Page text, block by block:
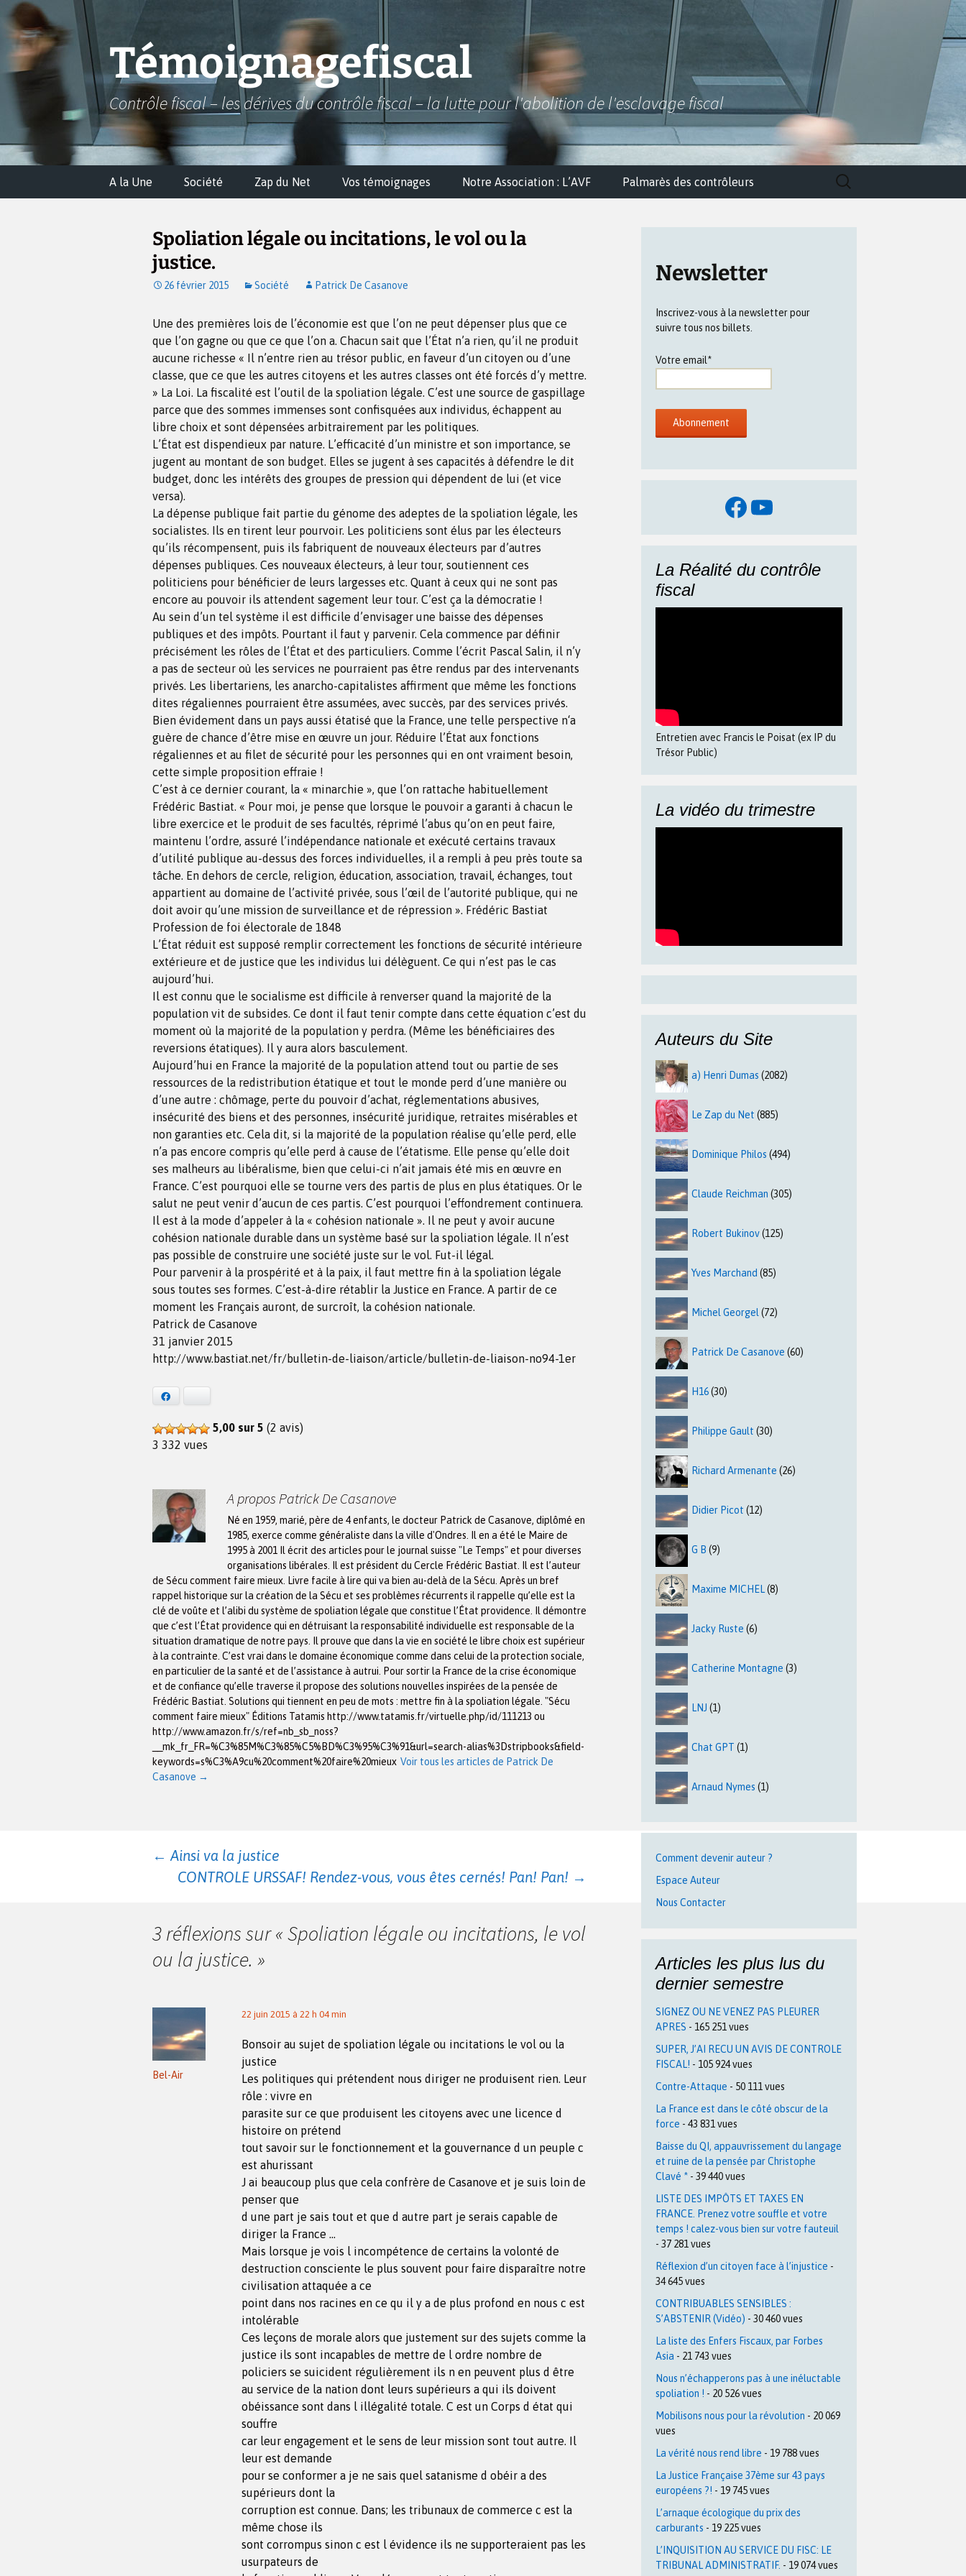
Aller
au
contenu
Témoignagefiscal
Contrôle fiscal – les dérives du contrôle fiscal – la lutte pour l'abolition de l'esclavage fiscal
A la Une Société Zap du Net Vos témoignages Notre Association : L’AVF Palmarès des contrôleurs
Rechercher :
Spoliation légale ou incitations, le vol ou la
justice.
26 février 2015 Société Patrick De Casanove
Une des premières lois de l’économie est que l’on ne peut dépenser plus que ce
que l’on gagne ou que ce que l’on a. Chacun sait que l’État n’a rien, qu’il ne produit
aucune richesse « Il n’entre rien au trésor public, en faveur d’un citoyen ou d’une
classe, que ce que les autres citoyens et les autres classes ont été forcés d’y mettre.
» La Loi. La fiscalité est l’outil de la spoliation légale. C’est une source de gaspillage
parce que des sommes immenses sont confisquées aux individus, échappent au
libre choix et sont dépensées arbitrairement par les politiques.
L’État est dispendieux par nature. L’efficacité d’un ministre et son importance, se
jugent au montant de son budget. Elles se jugent à ses capacités à défendre le dit
budget, donc les intérêts des groupes de pression qui dépendent de lui (et vice
versa).
La dépense publique fait partie du génome des adeptes de la spoliation légale, les
socialistes. Ils en tirent leur pourvoir. Les politiciens sont élus par les électeurs
qu’ils récompensent, puis ils fabriquent de nouveaux électeurs par d’autres
dépenses publiques. Ces nouveaux électeurs, à leur tour, soutiennent ces
politiciens pour bénéficier de leurs largesses etc. Quant à ceux qui ne sont pas
encore au pouvoir ils attendent sagement leur tour. C’est ça la démocratie !
Au sein d’un tel système il est difficile d’envisager une baisse des dépenses
publiques et des impôts. Pourtant il faut y parvenir. Cela commence par définir
précisément les rôles de l’État et des particuliers. Comme l’écrit Pascal Salin, il n’y
a pas de secteur où les services ne pourraient pas être rendus par des intervenants
privés. Les libertariens, les anarcho-capitalistes affirment que même les fonctions
dites régaliennes pourraient être assumées, avec succès, par des services privés.
Bien évidement dans un pays aussi étatisé que la France, une telle perspective n‘a
guère de chance d’être mise en œuvre un jour. Réduire l’État aux fonctions
régaliennes et au filet de sécurité pour les personnes qui en ont vraiment besoin,
cette simple proposition effraie !
C’est à ce dernier courant, la « minarchie », que l’on rattache habituellement
Frédéric Bastiat. « Pour moi, je pense que lorsque le pouvoir a garanti à chacun le
libre exercice et le produit de ses facultés, réprimé l’abus qu’on en peut faire,
maintenu l’ordre, assuré l’indépendance nationale et exécuté certains travaux
d’utilité publique au-dessus des forces individuelles, il a rempli à peu près toute sa
tâche. En dehors de cercle, religion, éducation, association, travail, échanges, tout
appartient au domaine de l’activité privée, sous l’œil de l’autorité publique, qui ne
doit avoir qu’une mission de surveillance et de répression ». Frédéric Bastiat
Profession de foi électorale de 1848
L’État réduit est supposé remplir correctement les fonctions de sécurité intérieure
extérieure et de justice que les individus lui délèguent. Ce qui n’est pas le cas
aujourd’hui.
Il est connu que le socialisme est difficile à renverser quand la majorité de la
population vit de subsides. Ce dont il faut tenir compte dans cette équation c’est du
moment où la majorité de la population y perdra. (Même les bénéficiaires des
reversions étatiques). Il y aura alors basculement.
Aujourd’hui en France la majorité de la population attend tout ou partie de ses
ressources de la redistribution étatique et tout le monde perd d’une manière ou
d’une autre : chômage, perte du pouvoir d’achat, réglementations abusives,
insécurité des biens et des personnes, insécurité juridique, retraites misérables et
non garanties etc. Cela dit, si la majorité de la population réalise qu’elle perd, elle
n’a pas encore compris qu’elle perd à cause de l’étatisme. Elle pense qu’elle doit
ses malheurs au libéralisme, bien que celui-ci n’ait jamais été mis en œuvre en
France. C’est pourquoi elle se tourne vers des partis de plus en plus étatiques. Or le
salut ne peut venir d’aucun de ces partis. C’est pourquoi l’effondrement continuera.
Il est à la mode d’appeler à la « cohésion nationale ». Il ne peut y avoir aucune
cohésion nationale durable dans un système basé sur la spoliation légale. Il n’est
pas possible de construire une société juste sur le vol. Fut-il légal.
Pour parvenir à la prospérité et à la paix, il faut mettre fin à la spoliation légale
sous toutes ses formes. C’est-à-dire rétablir la Justice en France. A partir de ce
moment les Français auront, de surcroît, la cohésion nationale.
Patrick de Casanove
31 janvier 2015
http://www.bastiat.net/fr/bulletin-de-liaison/article/bulletin-de-liaison-no94-1er
5,00 sur 5 (2 avis)
3 332 vues
A propos Patrick De Casanove
Né en 1959, marié, père de 4 enfants, le docteur Patrick de Casanove, diplômé en
1985, exerce comme généraliste dans la ville d'Ondres. Il en a été le Maire de
1995 à 2001 Il écrit des articles pour le journal suisse "Le Temps" et pour diverses
organisations libérales. Il est président du Cercle Frédéric Bastiat. Il est l’auteur
de Sécu comment faire mieux. Livre facile à lire qui va bien au-delà de la Sécu. Après un bref
rappel historique sur la création de la Sécu et ses problèmes récurrents il rappelle qu’elle est la
clé de voûte et l’alibi du système de spoliation légale que constitue l’État providence. Il démontre
que c’est l’État providence qui en détruisant la responsabilité individuelle est responsable de la
situation dramatique de notre pays. Il prouve que dans la vie en société le libre choix est supérieur
à la contrainte. C’est vrai dans le domaine économique comme dans celui de la protection sociale,
en particulier de la santé et de l’assistance à autrui. Pour sortir la France de la crise économique
et de confiance qu’elle traverse il propose des solutions nouvelles inspirées de la pensée de
Frédéric Bastiat. Solutions qui tiennent en peu de mots : mettre fin à la spoliation légale. "Sécu
comment faire mieux" Éditions Tatamis http://www.tatamis.fr/virtuelle.php/id/111213 ou
http://www.amazon.fr/s/ref=nb_sb_noss?
__mk_fr_FR=%C3%85M%C3%85%C5%BD%C3%95%C3%91&url=search-alias%3Dstripbooks&field-
keywords=s%C3%A9cu%20comment%20faire%20mieux Voir tous les articles de Patrick De
Casanove →
Navigation
← Ainsi va la justice
CONTROLE URSSAF! Rendez-vous, vous êtes cernés! Pan! Pan! →
3 réflexions sur «Spoliation légale ou incitations, le vol
ou la justice. »
Bel-Air
22 juin 2015 à 22 h 04 min
Bonsoir au sujet de spoliation légale ou incitations le vol ou la
justice
Les politiques qui prétendent nous diriger ne produisent rien. Leur
rôle : vivre en
parasite sur ce que produisent les citoyens avec une licence d
histoire on prétend
tout savoir sur le fonctionnement et la gouvernance d un peuple c
est ahurissant
J ai beaucoup plus que cela confrère de Casanove et je suis loin de
penser que
d une part je sais tout et que d autre part je serais capable de
diriger la France …
Mais lorsque je vois l incompétence de certains la volonté de
destruction consciente le plus souvent pour faire disparaître notre
civilisation attaquée a ce
point dans nos racines en ce qu il y a de plus profond en nous c est
intolérable
Ces leçons de morale alors que justement sur des sujets comme la
justice ils sont incapables de mettre de l ordre nombre de
policiers se suicident régulièrement ils n en peuvent plus d être
au service de la nation dont leurs supérieurs a qui ils doivent
obéissance sont dans l illégalité totale. C est un Corps d état qui
souffre
car leur engagement et le sens de leur mission sont tout autre. Il
leur est demande
pour se conformer a je ne sais quel satanisme d obéir a des
supérieurs dont la
corruption est connue. Dans; les tribunaux de commerce c est la
même chose ils
sont corrompus sinon c est l évidence ils ne supporteraient pas les
usurpateurs de
Newsletter
Inscrivez-vous à la newsletter pour
suivre tous nos billets.
Votre email*
Facebook
YouTube
La Réalité du contrôle
fiscal
Entretien avec Francis le Poisat (ex IP du
Trésor Public)
La vidéo du trimestre
Auteurs du Site
a) Henri Dumas (2082)
Le Zap du Net (885)
Dominique Philos (494)
Claude Reichman (305)
Robert Bukinov(125)
Yves Marchand (85)
Michel Georgel (72)
Patrick De Casanove (60)
H16(30)
Philippe Gault (30)
Richard Armenante (26)
Didier Picot (12)
G B (9)
Maxime MICHEL(8)
Jacky Ruste (6)
Catherine Montagne (3)
LNJ (1)
Chat GPT (1)
Arnaud Nymes (1)
Comment devenir auteur ?
Espace Auteur
Nous Contacter
Articles les plus lus du
dernier semestre
SIGNEZ OU NE VENEZ PAS PLEURER
APRES - 165 251 vues
SUPER, J’AI RECU UN AVIS DE CONTROLE
FISCAL! - 105 924 vues
Contre-Attaque - 50 111 vues
La France est dans le côté obscur de la
force - 43 831 vues
Baisse du QI, appauvrissement du langage
et ruine de la pensée par Christophe
Clavé * - 39 440 vues
LISTE DES IMPÔTS ET TAXES EN
FRANCE. Prenez votre souffle et votre
temps ! calez-vous bien sur votre fauteuil
- 37 281 vues
Réflexion d’un citoyen face à l’injustice -
34 645 vues
CONTRIBUABLES SENSIBLES :
S’ABSTENIR (Vidéo) - 30 460 vues
La liste des Enfers Fiscaux, par Forbes
Asia - 21 743 vues
Nous n’échapperons pas à une inéluctable
spoliation ! - 20 526 vues
Mobilisons nous pour la révolution - 20 069
vues
La vérité nous rend libre - 19 788 vues
La Justice Française 37ème sur 43 pays
européens ?! - 19 745 vues
L’arnaque écologique du prix des
carburants - 19 225 vues
L’INQUISITION AU SERVICE DU FISC: LE
TRIBUNAL ADMINISTRATIF. - 19 074 vues